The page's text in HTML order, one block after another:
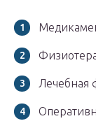
Лечебная